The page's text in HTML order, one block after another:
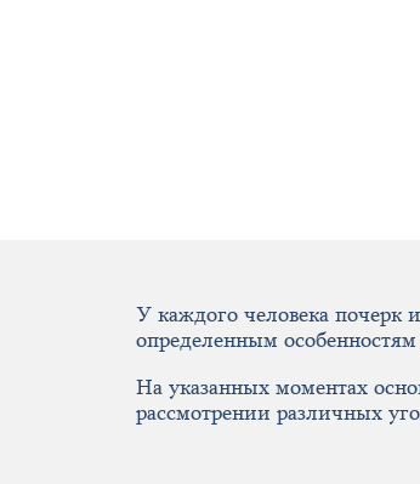
У каждого человека почерк
определенным
На указанных моментах
рассмотрении различных